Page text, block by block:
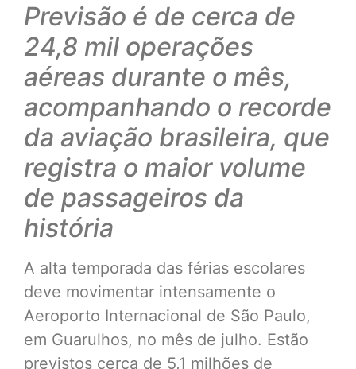
Previsão é de cerca de
24,8 mil operações
aéreas durante o mês,
acompanhando o recorde
da aviação brasileira, que
registra o maior volume
de passageiros da
história
A alta temporada das férias escolares
deve movimentar intensamente o
Aeroporto Internacional de São Paulo,
em Guarulhos, no mês de julho. Estão
previstos cerca de 5,1 milhões de